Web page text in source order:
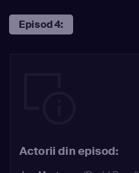
Episod 4:
Actorii din episod: